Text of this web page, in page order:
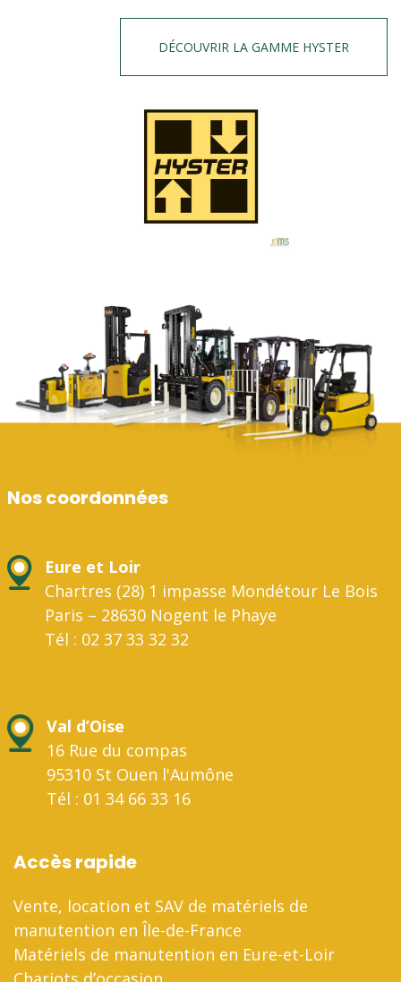
DÉCOUVRIR LA GAMME HYSTER
Nos coordonnées
Eure et Loir
Chartres (28) 1 impasse Mondétour Le Bois
Paris – 28630 Nogent le Phaye
Tél : 02 37 33 32 32
Val d’Oise
16 Rue du compas
95310 St Ouen l'Aumône
Tél : 01 34 66 33 16
Accès rapide
Vente, location et SAV de matériels de
manutention en Île-de-France
Matériels de manutention en Eure-et-Loir